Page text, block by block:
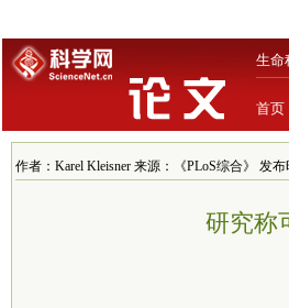
生命
首页
作者：Karel Kleisner 来源：《PLoS综合》 发布
研究称